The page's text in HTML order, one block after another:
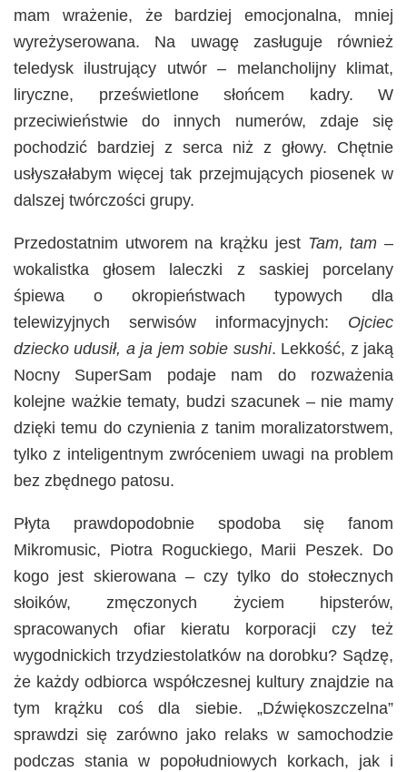
mam wrażenie, że bardziej emocjonalna, mniej
wyreżyserowana. Na uwagę zasługuje również
teledysk ilustrujący utwór – melancholijny klimat,
liryczne, prześwietlone słońcem kadry. W
przeciwieństwie do innych numerów, zdaje się
pochodzić bardziej z serca niż z głowy. Chętnie
usłyszałabym więcej tak przejmujących piosenek w
dalszej twórczości grupy.
Przedostatnim utworem na krążku jestTam, tam –
wokalistka głosem laleczki z saskiej porcelany
śpiewa o okropieństwach typowych dla
telewizyjnych serwisów informacyjnych: Ojciec
dziecko udusił, a ja jem sobie sushi. Lekkość, z jaką
Nocny SuperSam podaje nam do rozważenia
kolejne ważkie tematy, budzi szacunek – nie mamy
dzięki temu do czynienia z tanim moralizatorstwem,
tylko z inteligentnym zwróceniem uwagi na problem
bez zbędnego patosu.
Płyta prawdopodobnie spodoba się fanom
Mikromusic, Piotra Roguckiego, Marii Peszek. Do
kogo jest skierowana – czy tylko do stołecznych
słoików, zmęczonych życiem hipsterów,
spracowanych ofiar kieratu korporacji czy też
wygodnickich trzydziestolatków na dorobku? Sądzę,
że każdy odbiorca współczesnej kultury znajdzie na
tym krążku coś dla siebie. „Dźwiękoszczelna”
sprawdzi się zarówno jako relaks w samochodzie
podczas stania w popołudniowych korkach, jak i